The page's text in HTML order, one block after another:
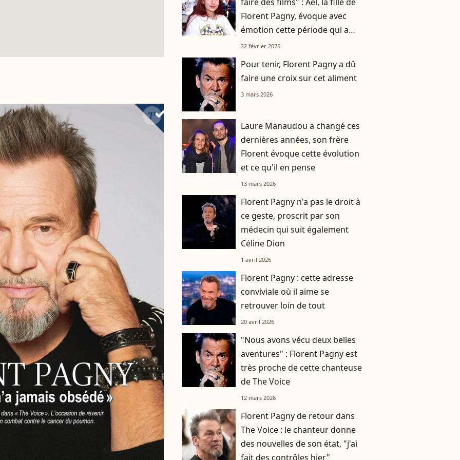
Florent Pagny, évoque avec
émotion cette période qui a
profondément marqué sa
22 février 2026
Pour tenir, Florent Pagny a dû
faire une croix sur cet aliment
3 mars 2026
Laure Manaudou a changé ces
dernières années, son frère
Florent évoque cette évolution
et ce qu'il en pense
13 mars 2026
Florent Pagny n'a pas le droit à
ce geste, proscrit par son
médecin qui suit également
Céline Dion
1 avril 2026
Florent Pagny : cette adresse
conviviale où il aime se
retrouver loin de tout
20 avril 2026
"Nous avons vécu deux belles
aventures" : Florent Pagny est
très proche de cette chanteuse
de The Voice
12 mars 2026
Florent Pagny de retour dans
The Voice : le chanteur donne
des nouvelles de son état, "j'ai
fait des contrôles hier"